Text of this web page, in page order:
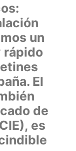
un
rápido
El
de
es